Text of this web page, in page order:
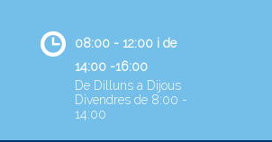
08:00 - 12:00 i de
14:00 -16:00
De Dilluns a Dijous
Divendres de 8:00 -
14:00